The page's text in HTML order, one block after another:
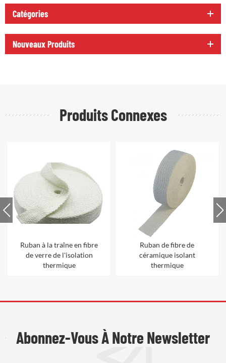
Catégories
Nouveaux Produits
Produits Connexes
Ruban à la traîne en fibre
de verre de l'isolation
thermique
Ruban de fibre de
céramique isolant
thermique
Abonnez-Vous À Notre Newsletter